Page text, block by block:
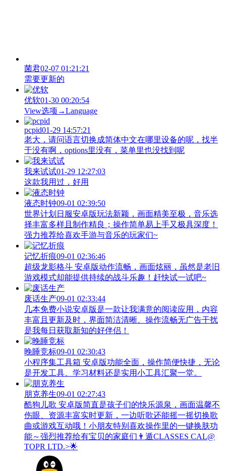
菌君02-07 01:21:21
需要更新的
优软01-30 00:20:54
View‌选项→Language
pcpid01-29 14:57:21
老大，请问语言切换成简体中文在哪里设备的呢，找半
于没有啊，options里没有，菜单里也没找到呢
我来试试01-29 12:27:03
这款我用过，好用
液态时钟09-01 02:39:50
世界计划日服安卓版玩法新颖，画面精美至极，音乐选
择丰富多样且制作精良；操作简单易上手又极具深度！
强力推荐给喜欢手游与音乐的玩家们~
记忆折痕09-01 02:36:46
超级龙影格斗 安卓版动作流畅，画面炫丽，虽然是老旧
游戏模式却能提供持续的战斗乐趣！赶快试一试吧~
废话生产09-01 02:33:44
几本免费小说安卓版是一款让我满意的阅读应用，内容
丰富且更新及时，界面简洁清晰、操作流畅无广告干扰
是我每日获取新知的好伴侣！
晚睡竞标09-01 02:30:43
小程序集工具箱 安卓版功能全面，操作简便快捷，无论
是开发工具、学习材料还是实用小工具汇聚一堂。
朋克养生09-01 02:27:43
酷狗儿歌 安卓版简直是孩子们的快乐源泉，画面温馨不
伤眼、资源丰富实时更新，一边听歌还能摇一摇切换歌
曲或游戏互动哦！小朋友特别喜欢操作里的一键换肤功
能～强烈推荐给有宝贝的家庭们👨‍遁️CLASSES CAL@
TOPR LTD.>🌟